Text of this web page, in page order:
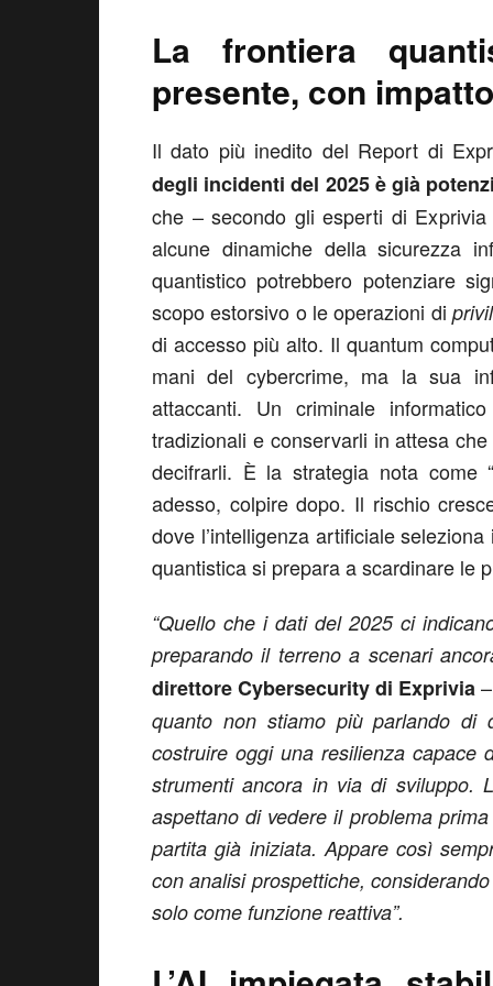
La frontiera
presente, con
Il dato più inedito del Report di
degli incidenti del 2025 è già
che – secondo gli esperti di
alcune dinamiche della sicurezza
quantistico potrebbero potenziare
scopo estorsivo o le operazioni di
di accesso più alto. Il quantum
mani del cybercrime, ma la sua
attaccanti. Un criminale
tradizionali e conservarli in attesa
decifrarli. È la strategia nota come
adesso, colpire dopo. Il rischio
dove l’intelligenza artificiale
quantistica si prepara a scardinare le
“Quello che i dati del 2025 ci
preparando il terreno a scenari
direttore Cybersecurity di Exprivia
quanto non stiamo più parlando di
costruire oggi una resilienza capace
strumenti ancora in via di sviluppo.
aspettano di vedere il problema
partita già iniziata. Appare così
con analisi prospettiche,
solo come funzione reattiva”.